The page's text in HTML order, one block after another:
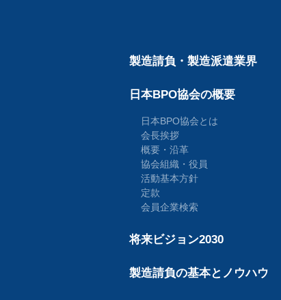
製造請負・製造派遣業界
日本BPO協会の概要
日本BPO協会とは
会長挨拶
概要・沿革
協会組織・役員
活動基本方針
定款
会員企業検索
将来ビジョン2030
製造請負の基本とノウハウ